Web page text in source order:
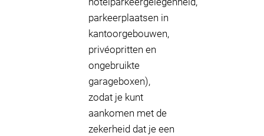
parkeerplaatsen in
kantoorgebouwen,
privéopritten en
ongebruikte
garageboxen),
zodat je kunt
aankomen met de
zekerheid dat je een